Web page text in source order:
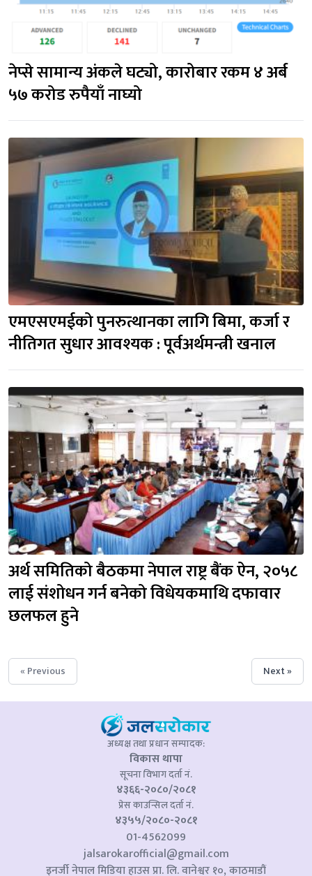
नेप्से सामान्य अंकले घट्यो, कारोबार रकम ४ अर्ब
५७ करोड रुपैयाँ नाघ्यो
एमएसएमईको पुनरुत्थानका लागि बिमा, कर्जा र
नीतिगत सुधार आवश्यक : पूर्वअर्थमन्त्री खनाल
अर्थ समितिको बैठकमा नेपाल राष्ट्र बैंक ऐन, २०५८
लाई संशोधन गर्न बनेको विधेयकमाथि दफावार
छलफल हुने
« Previous Next »
अध्यक्ष तथा प्रधान सम्पादक:
विकास थापा
सूचना विभाग दर्ता नं.
४३६६-२०८०/२०८१
प्रेस काउन्सिल दर्ता नं.
४३५५/२०८०-२०८१
01-4562099
jalsarokarofficial@gmail.com
इनर्जी नेपाल मिडिया हाउस प्रा. लि. वानेश्वर १०, काठमाडौं